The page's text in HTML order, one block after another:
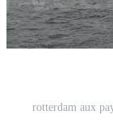
rotterdam aux